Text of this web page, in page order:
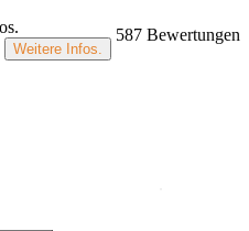
587 Bewertungen
.
Weitere Infos.